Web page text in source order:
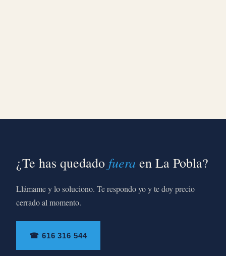
¿Te has quedado fuera en La Pobla?
Llámame y lo soluciono. Te respondo yo y te doy precio
cerrado al momento.
☎ 616 316 544